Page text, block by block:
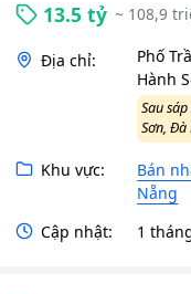
13.5 tỷ ~ 108,9
Địa chỉ:
Phố
Hành
Sau
Sơn, Đà
Khu vực:
Bán
Nẵng
Cập nhật:
1